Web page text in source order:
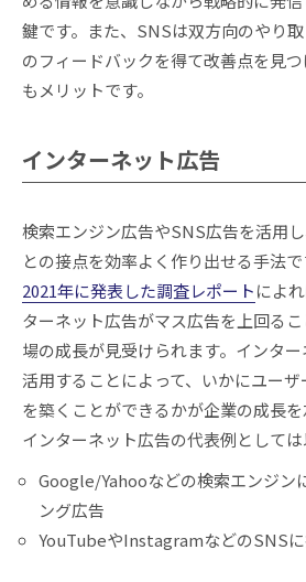
鍵です。また、SNSは双方向のやり
のフィードバックを得て改善点を見
もメリットです。
インターネット広告
検索エンジン広告やSNS広告を活用
との接点を効率よく作り出せる手法で
2021年に発表した調査レポートによ
ターネット広告がマス広告を上回る
場の成長が見受けられます。インタ
活用することによって、いかにユー
を築くことができるかが企業の成長を
インターネット広告の代表例としては
Google/Yahooなどの検索エンジン
ング広告
YouTubeやInstagramなどのSNS